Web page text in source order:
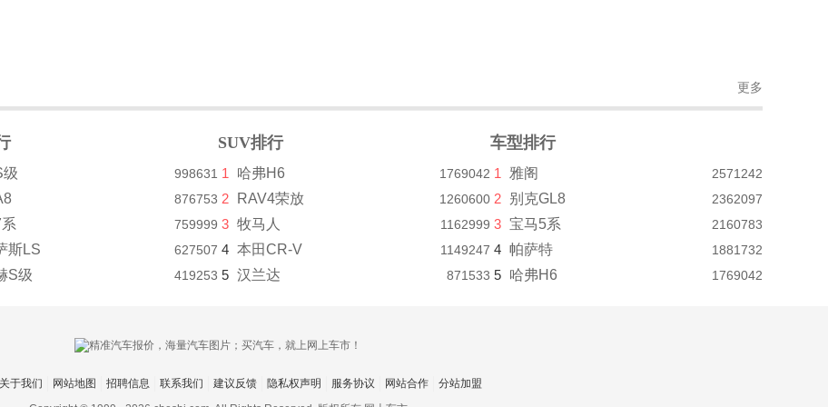
更多
级 998631
876753
759999
斯LS 627507
S级 419253
SUV排行
1 哈弗H6 1769042
2 RAV4荣放 1260600
3 牧马人 1162999
4 本田CR-V 1149247
5 汉兰达 871533
车型排行
1 雅阁 2571242
2 别克GL8 2362097
3 宝马5系 2160783
4 帕萨特 1881732
5 哈弗H6 1769042
关于我们 网站地图 招聘信息 联系我们 建议反馈 隐私权声明 服务协议 网站合作
分站加盟